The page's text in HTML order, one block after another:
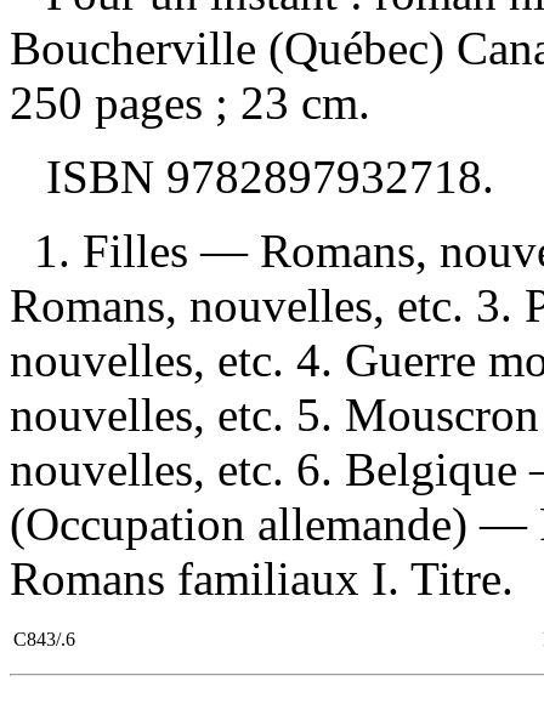
Boucherville (Québec)
250 pages ; 23 cm.
ISBN 9782897932718.
1. Filles — Romans,
Romans, nouvelles, etc. 3.
nouvelles, etc. 4. Guerre
nouvelles, etc. 5.
nouvelles, etc. 6.
(Occupation allemande) —
Romans familiaux I. Titre.
C843/.6